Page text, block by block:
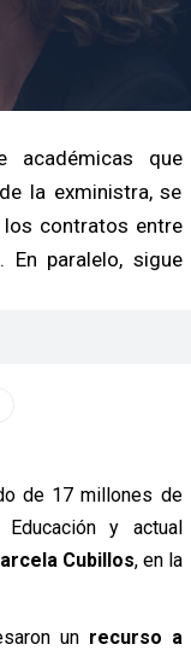
que
la exministra, se
los contratos entre
En paralelo, sigue
de 17 millones de
y actual
Cubillos, en la
unrecurso a